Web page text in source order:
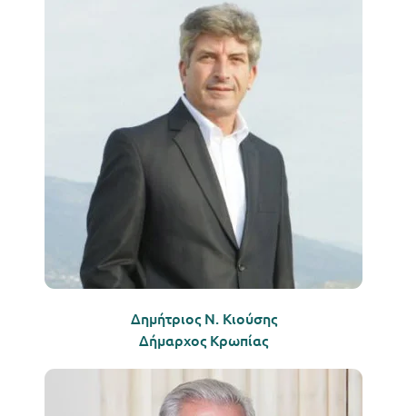
Δημήτριος Ν. Κιούσης
Δήμαρχος Κρωπίας